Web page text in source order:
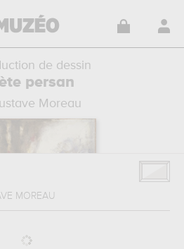
de dessin
persan
Moreau
MOREAU